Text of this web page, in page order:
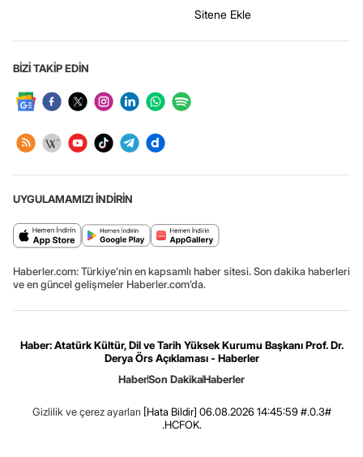
Sitene Ekle
BİZİ TAKİP EDİN
UYGULAMAMIZI İNDİRİN
Haberler.com: Türkiye’nin en kapsamlı haber sitesi. Son dakika haberleri
ve en güncel gelişmeler Haberler.com’da.
Haber: Atatürk Kültür, Dil ve Tarih Yüksek Kurumu Başkanı Prof. Dr.
Derya Örs Açıklaması - Haberler
HaberSon DakikaHaberler
Gizlilik ve çerez ayarları [Hata Bildir] 06.08.2026 14:45:59 #.0.3#
.HCFOK.